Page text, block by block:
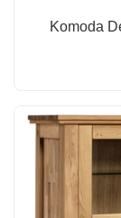
Komoda